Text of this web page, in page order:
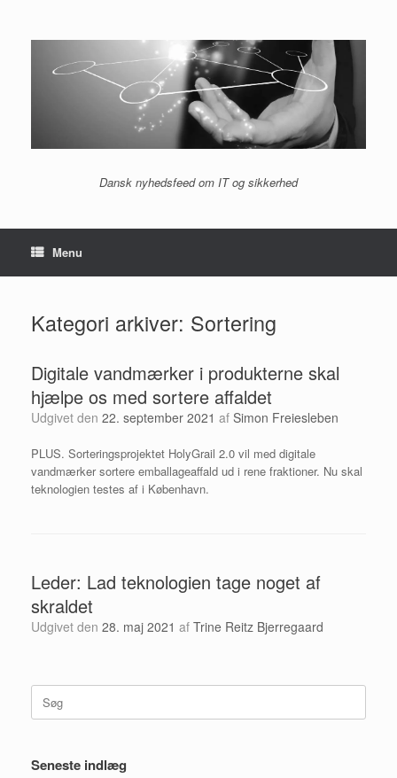
indhold
Dansk nyhedsfeed om IT og sikkerhed
Menu
Kategori arkiver: Sortering
Digitale vandmærker i produkterne skal
hjælpe os med sortere affaldet
Udgivet den 22. september 2021 af Simon Freiesleben
PLUS. Sorteringsprojektet HolyGrail 2.0 vil med digitale
vandmærker sortere emballageaffald ud i rene fraktioner. Nu skal
teknologien testes af i København.
Leder: Lad teknologien tage noget af
skraldet
Udgivet den 28. maj 2021 af Trine Reitz Bjerregaard
Søg
efter:
Seneste indlæg